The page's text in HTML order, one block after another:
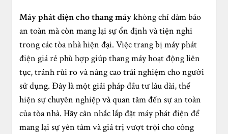
Máy phát điện cho thang máykhông chỉ đảm bảo
an toàn mà còn mang lại sự ổn định và tiện nghi
trong các tòa nhà hiện đại. Việc trang bị máy phát
điện giá rẻ phù hợp giúp thang máy hoạt động liên
tục, tránh rủi ro và nâng cao trải nghiệm cho người
sử dụng. Đây là một giải pháp đầu tư lâu dài, thể
hiện sự chuyên nghiệp và quan tâm đến sự an toàn
của tòa nhà. Hãy cân nhắc lắp đặt máy phát điện để
mang lại sự yên tâm và giá trị vượt trội cho công